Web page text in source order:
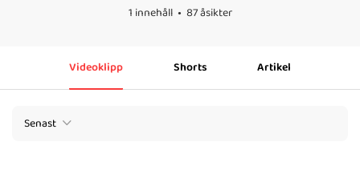
1 innehåll
87 åsikter
Videoklipp Shorts Artikel
Senast